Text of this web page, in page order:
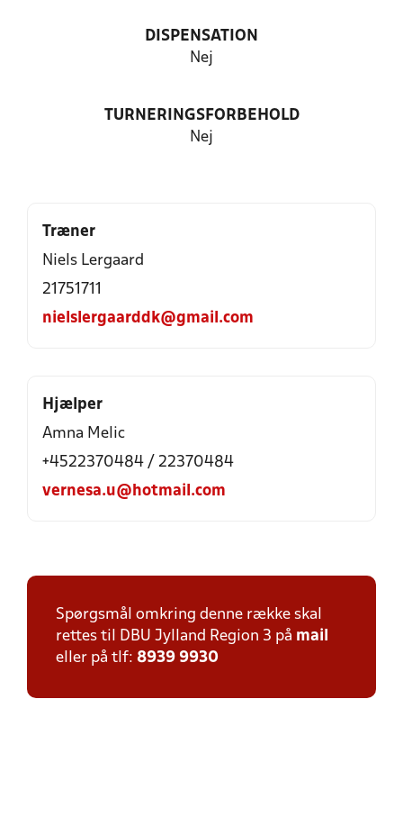
DISPENSATION
Nej
TURNERINGSFORBEHOLD
Nej
Træner
Niels Lergaard
21751711
nielslergaarddk@gmail.com
Hjælper
Amna Melic
+4522370484 / 22370484
vernesa.u@hotmail.com
Spørgsmål omkring denne række skal
rettes til DBU Jylland Region 3 på mail
eller på tlf: 8939 9930